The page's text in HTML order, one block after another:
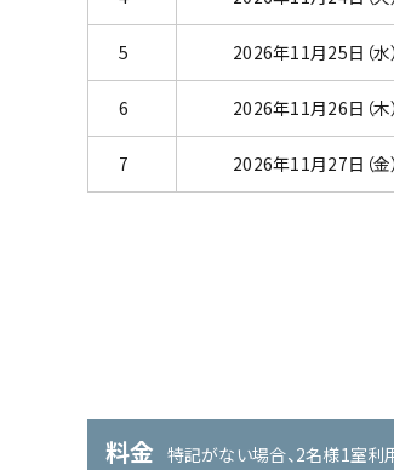
5 2026年11月25日（水）
6 2026年11月26日（木）
7 2026年11月27日（金）
料金 特記がない場合、2名様1室